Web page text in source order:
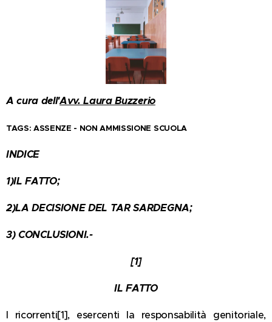
A cura dell'Avv. Laura Buzzerio
TAGS: ASSENZE - NON AMMISSIONE SCUOLA
INDICE
1)IL FATTO;
2)LA DECISIONE DEL TAR SARDEGNA;
3) CONCLUSIONI.-
[1]
IL FATTO
I ricorrenti[1], esercenti la responsabilità genitoriale,